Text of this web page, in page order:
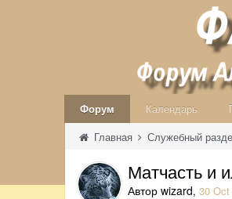
Форум Календарь
Главная Служебный
Матчасть и
Автор wizard,30